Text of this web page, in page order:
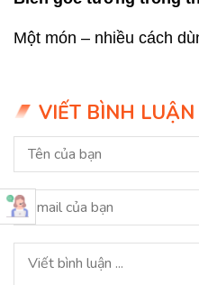
Một món – nhiều cách
VIẾT BÌNH LUẬN